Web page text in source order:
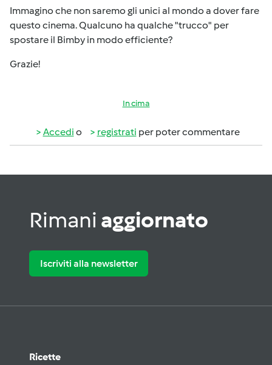
Immagino che non saremo gli unici al mondo a dover fare
questo cinema. Qualcuno ha qualche "trucco" per
spostare il Bimby in modo efficiente?
Grazie!
In cima
Accedi o registrati per poter commentare
Rimani aggiornato
Iscriviti alla newsletter
Ricette